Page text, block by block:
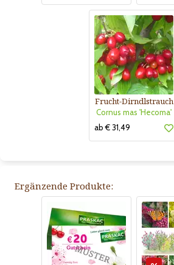
Frucht-Dirndlstrauch
Cornus mas 'Hecoma'
ab € 31,49
Ergänzende Produkte: